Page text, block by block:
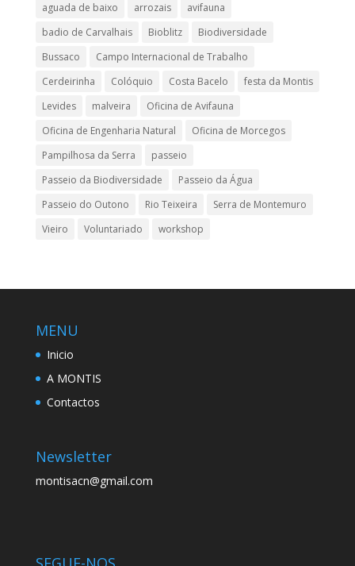
aguada de baixo arrozais
avifauna
badio de Carvalhais
Bioblitz
Biodiversidade
Bussaco
Campo Internacional de Trabalho
Cerdeirinha
Colóquio Costa Bacelo
festa da Montis
Levides
malveira
Oficina de Avifauna
Oficina de Engenharia Natural
Oficina de Morcegos
Pampilhosa da Serra
passeio
Passeio da Biodiversidade
Passeio da Água
Passeio do Outono
Rio Teixeira
Serra de Montemuro
Vieiro
Voluntariado workshop
MENU
Inicio
A MONTIS
Contactos
Newsletter
montisacn@gmail.com